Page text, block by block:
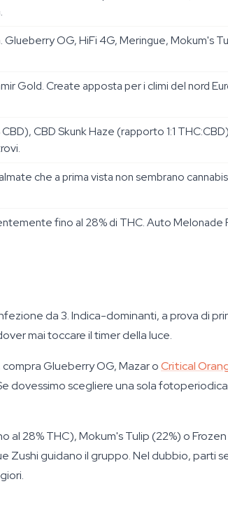
OG, HiFi 4G, Meringue, Mokum's
Gold. Create apposta per i climi del nord
CBD Skunk Haze (rapporto 1:1
che a prima vista non sembrano
fino al 28% di THC. Auto Melonade
da 3. Indica-dominanti, a prova di
mai toccare il timer della luce.
Glueberry OG, Mazar oCritical
scegliere una sola
28% THC), Mokum's Tulip (22%) o
Zushi guidano il gruppo. Nel dubbio, parti